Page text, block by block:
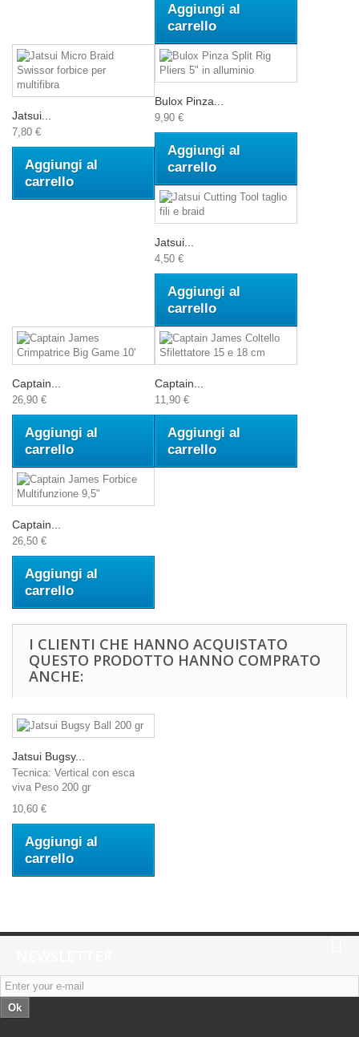
Aggiungi al
carrello
Jatsui...
7,80 €
Aggiungi al
carrello
Bulox Pinza...
9,90 €
Aggiungi al
carrello
Jatsui...
4,50 €
Aggiungi al
carrello
Captain...
26,90 €
Aggiungi al
carrello
Captain...
11,90 €
Aggiungi al
carrello
Captain...
26,50 €
Aggiungi al
carrello
I CLIENTI CHE HANNO ACQUISTATO
QUESTO PRODOTTO HANNO COMPRATO
ANCHE:
Jatsui Bugsy...
Tecnica: Vertical con esca
viva Peso 200 gr
10,60 €
Aggiungi al
carrello
Ok